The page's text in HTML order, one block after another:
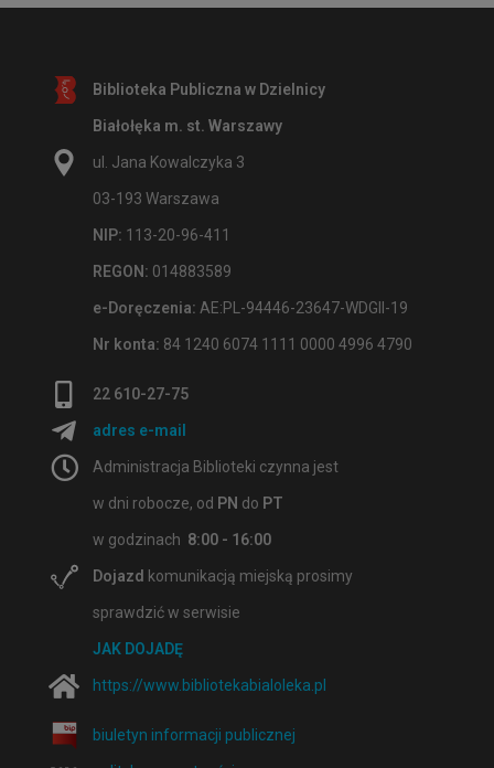
Biblioteka Publiczna w Dzielnicy
Białołęka m. st. Warszawy
ul. Jana Kowalczyka 3
03-193 Warszawa
NIP: 113-20-96-411
REGON: 014883589
e-Doręczenia: AE:PL-94446-23647-WDGII-19
Nr konta: 84 1240 6074 1111 0000 4996 4790
22 610-27-75
adres e-mail
Administracja Biblioteki czynna jest
w dni robocze, od PN do PT
w godzinach 8:00 - 16:00
Dojazd komunikacją miejską prosimy
sprawdzić w serwisie
JAK DOJADĘ
https://www.bibliotekabialoleka.pl
biuletyn informacji publicznej